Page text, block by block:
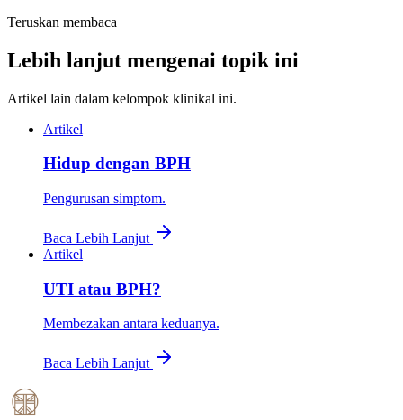
Teruskan membaca
Lebih lanjut mengenai topik ini
Artikel lain dalam kelompok klinikal ini.
Artikel
Hidup dengan BPH
Pengurusan simptom.
Baca Lebih Lanjut
Artikel
UTI atau BPH?
Membezakan antara keduanya.
Baca Lebih Lanjut